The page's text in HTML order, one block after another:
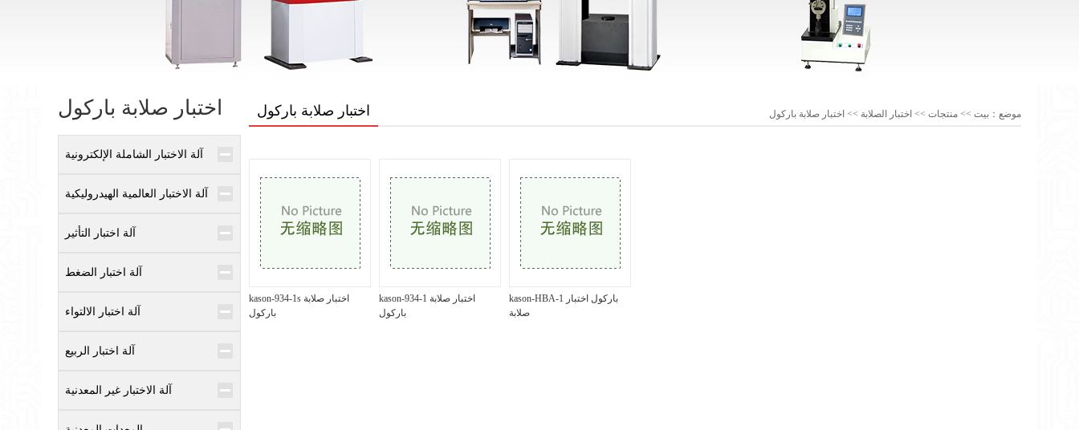
اختبار صلابة باركول
آلة الاختبار الشاملة الإلكترونية
آلة الاختبار العالمية الهيدروليكية
آلة اختبار التأثير
آلة اختبار الضغط
آلة اختبار الالتواء
آلة اختبار الربيع
آلة الاختبار غير المعدنية
اختبار صلابة باركول موضع： بيت >> منتجات >> اختبار الصلابة >> اختبار صلابة باركول
kason-934-1s اختبار صلابة
باركول
kason-934-1 اختبار صلابة
باركول
kason-HBA-1 باركول اختبار
صلابة